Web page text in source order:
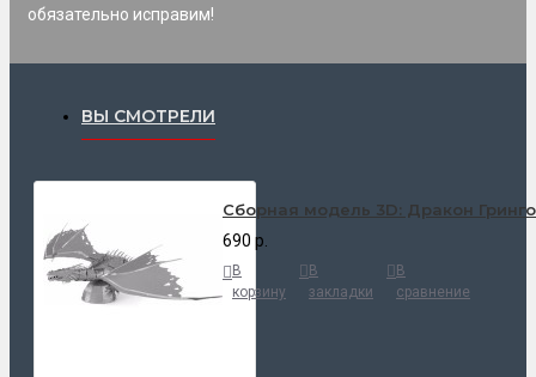
обязательно исправим!
ВЫ СМОТРЕЛИ
Cборная модель 3D: Дракон
690 р.
В
корзину
В
закладки
В
сравнение